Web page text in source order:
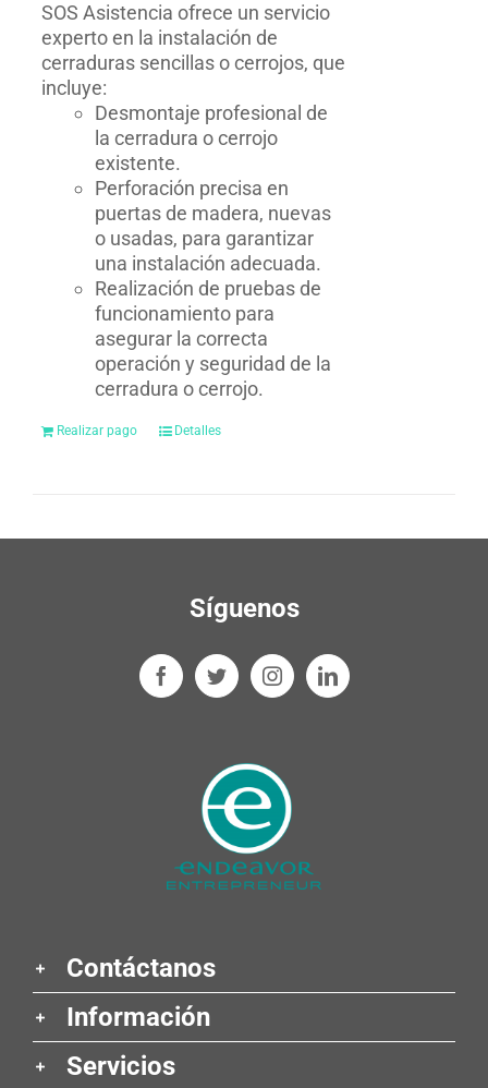
SOS Asistencia ofrece un servicio
experto en la instalación de
cerraduras sencillas o cerrojos, que
incluye:
Desmontaje profesional de
la cerradura o cerrojo
existente.
Perforación precisa en
puertas de madera, nuevas
o usadas, para garantizar
una instalación adecuada.
Realización de pruebas de
funcionamiento para
asegurar la correcta
operación y seguridad de la
cerradura o cerrojo.
Realizar pago Detalles
Síguenos
Contáctanos
Información
Servicios